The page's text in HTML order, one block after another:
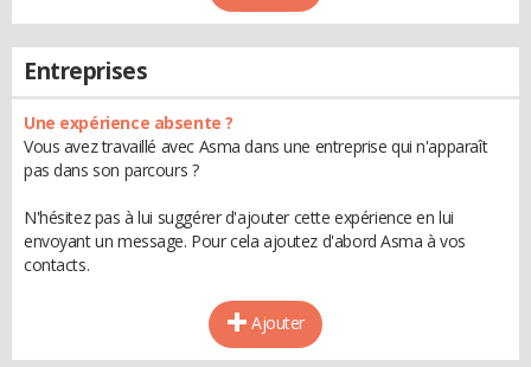
Entreprises
Une expérience absente ?
Vous avez travaillé avec Asma dans une entreprise qui n'apparaît
pas dans son parcours ?
N'hésitez pas à lui suggérer d'ajouter cette expérience en lui
envoyant un message. Pour cela ajoutez d'abord Asma à vos
contacts.
Ajouter